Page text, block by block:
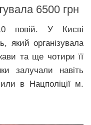
6500 грн
повій. У Києві
який організувала
та ще чотири її
залучали навіть
в Нацполіції м.